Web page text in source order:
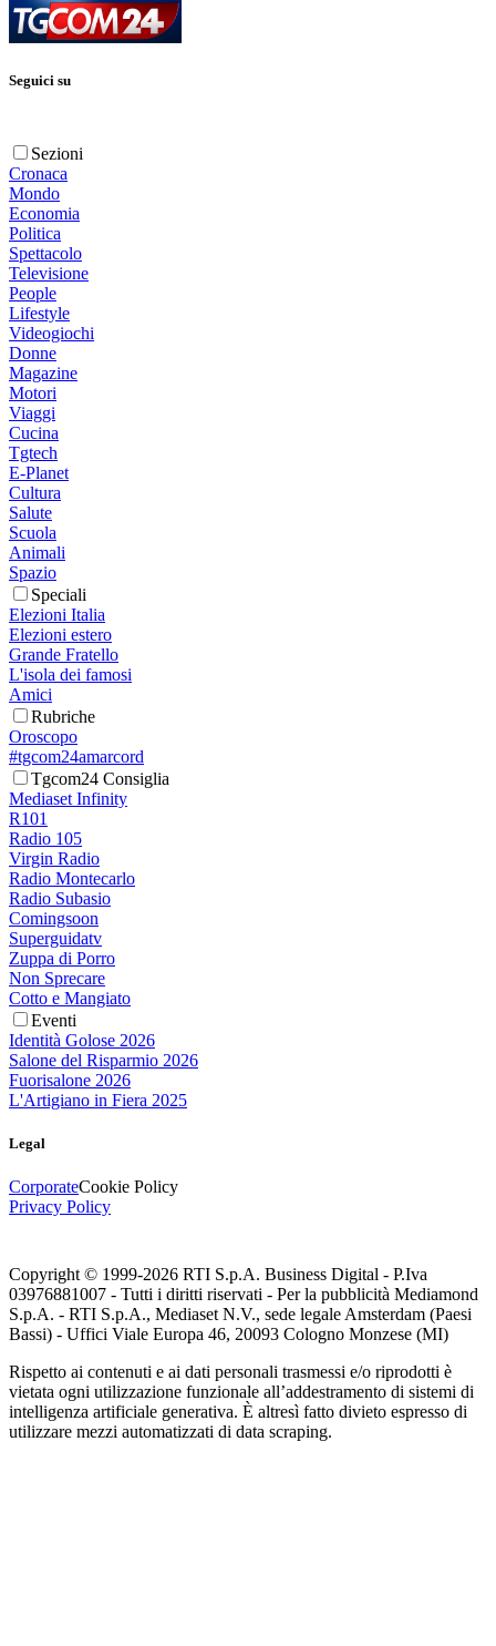
Seguici su
Sezioni
Cronaca
Mondo
Economia
Politica
Spettacolo
Televisione
People
Lifestyle
Videogiochi
Donne
Magazine
Motori
Viaggi
Cucina
Tgtech
E-Planet
Cultura
Salute
Scuola
Animali
Spazio
Speciali
Elezioni Italia
Elezioni estero
Grande Fratello
L'isola dei famosi
Amici
Rubriche
Oroscopo
#tgcom24amarcord
Tgcom24 Consiglia
Mediaset Infinity
R101
Radio 105
Virgin Radio
Radio Montecarlo
Radio Subasio
Comingsoon
Superguidatv
Zuppa di Porro
Non Sprecare
Cotto e Mangiato
Eventi
Identità Golose 2026
Salone del Risparmio 2026
Fuorisalone 2026
L'Artigiano in Fiera 2025
Legal
CorporateCookie Policy
Privacy Policy
Copyright © 1999-2026 RTI S.p.A. Business Digital - P.Iva
03976881007 - Tutti i diritti riservati - Per la pubblicità Mediamond
S.p.A. - RTI S.p.A., Mediaset N.V., sede legale Amsterdam (Paesi
Bassi) - Uffici Viale Europa 46, 20093 Cologno Monzese (MI)
Rispetto ai contenuti e ai dati personali trasmessi e/o riprodotti è
vietata ogni utilizzazione funzionale all’addestramento di sistemi di
intelligenza artificiale generativa. È altresì fatto divieto espresso di
utilizzare mezzi automatizzati di data scraping.